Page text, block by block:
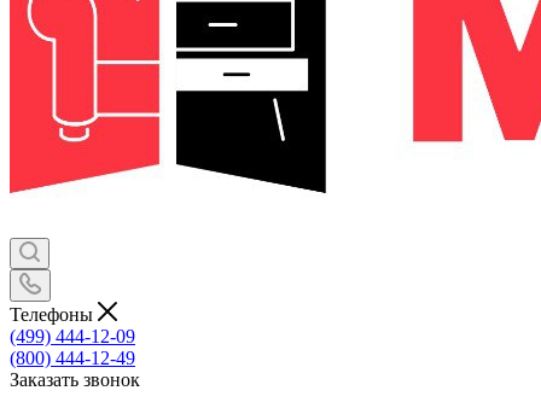
Телефоны
(499) 444-12-09
(800) 444-12-49
Заказать звонок